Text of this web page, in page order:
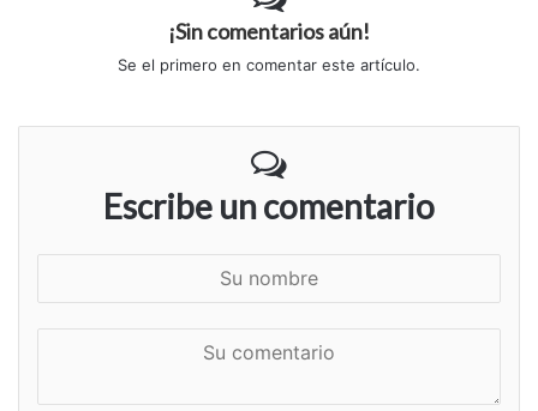
¡Sin comentarios aún!
Se el primero en comentar este artículo.
Escribe un comentario